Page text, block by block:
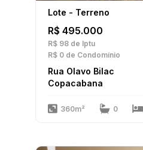
Lote - Terreno
R$ 495.000
R$ 98 de Iptu
R$ 0 de Condomínio
Rua Olavo Bilac
Copacabana
360m² 0